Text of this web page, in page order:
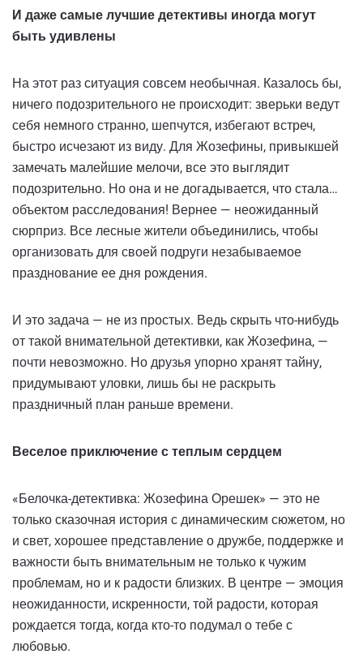
И даже самые лучшие детективы иногда могут
быть удивлены
На этот раз ситуация совсем необычная. Казалось бы,
ничего подозрительного не происходит: зверьки ведут
себя немного странно, шепчутся, избегают встреч,
быстро исчезают из виду. Для Жозефины, привыкшей
замечать малейшие мелочи, все это выглядит
подозрительно. Но она и не догадывается, что стала…
объектом расследования! Вернее — неожиданный
сюрприз. Все лесные жители объединились, чтобы
организовать для своей подруги незабываемое
празднование ее дня рождения.
И это задача — не из простых. Ведь скрыть что-нибудь
от такой внимательной детективки, как Жозефина, —
почти невозможно. Но друзья упорно хранят тайну,
придумывают уловки, лишь бы не раскрыть
праздничный план раньше времени.
Веселое приключение с теплым сердцем
«Белочка-детективка: Жозефина Орешек» — это не
только сказочная история с динамическим сюжетом, но
и свет, хорошее представление о дружбе, поддержке и
важности быть внимательным не только к чужим
проблемам, но и к радости близких. В центре — эмоция
неожиданности, искренности, той радости, которая
рождается тогда, когда кто-то подумал о тебе с
любовью.